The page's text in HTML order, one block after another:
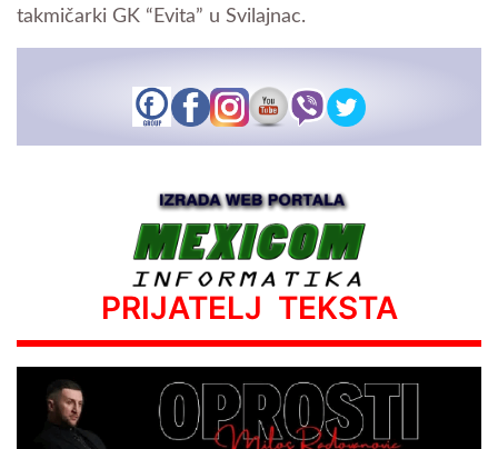
takmičarki GK “Evita” u Svilajnac.
PRIJATELJ TEKSTA